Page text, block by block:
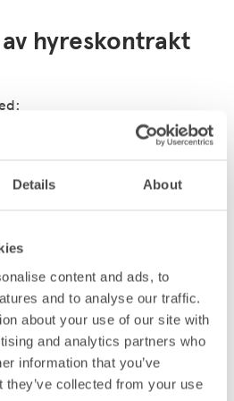
Details About
content and ads, to
and to analyse our traffic.
about your use of our site with
and analytics partners who
information that you’ve
they’ve collected from your use
av hyreskontrakt
anmodan att
utgång p.g.a.
hyror, sena
genom ansökan om
och handräckning
p.g.a.
eller olovlig